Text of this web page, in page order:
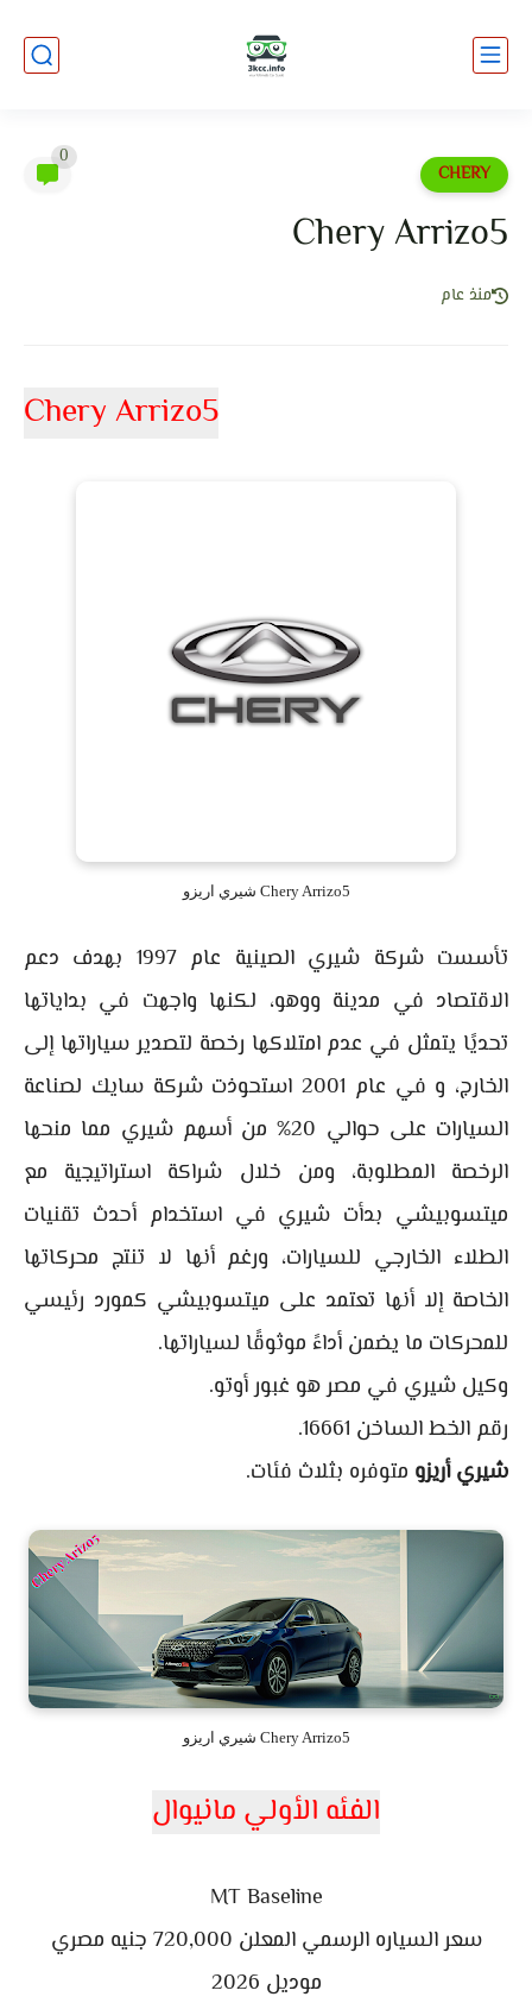
CHERY
0
Chery Arrizo5
منذ عام
Chery Arrizo5
Chery Arrizo5 شيري اريزو
تأسست شركة شيري الصينية عام 1997 بهدف دعم
الاقتصاد في مدينة ووهو، لكنها واجهت في بداياتها
تحديًا يتمثل في عدم امتلاكها رخصة لتصدير سياراتها إلى
الخارج، و في عام 2001 استحوذت شركة سايك لصناعة
السيارات على حوالي 20% من أسهم شيري مما منحها
الرخصة المطلوبة، ومن خلال شراكة استراتيجية مع
ميتسوبيشي بدأت شيري في استخدام أحدث تقنيات
الطلاء الخارجي للسيارات، ورغم أنها لا تنتج محركاتها
الخاصة إلا أنها تعتمد على ميتسوبيشي كمورد رئيسي
للمحركات ما يضمن أداءً موثوقًا لسياراتها.
وكيل شيري في مصر هو غبور أوتو.
رقم الخط الساخن 16661.
شيري أريزو متوفره بثلاث فئات.
Chery Arrizo5 شيري اريزو
الفئه الأولي مانيوال
MT Baseline
سعر السياره الرسمي المعلن 720,000 جنيه مصري
موديل 2026